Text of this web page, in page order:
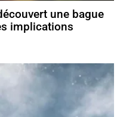
une bague
implications